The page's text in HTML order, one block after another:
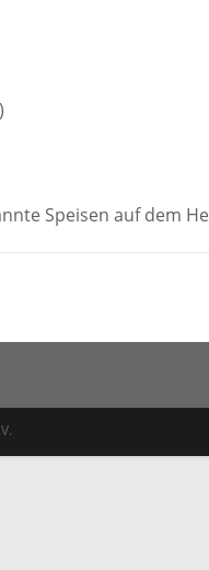
Speisen auf dem